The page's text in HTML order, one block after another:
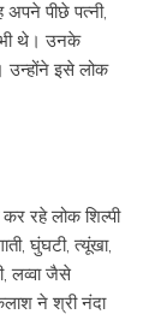
पीछे पत्नी,
भी थे। उनके
इसे लोक
कर रहे लोक शिल्पी
घुंघटी, त्यूंखा,
लव्वा जैसे
ने श्री नंदा